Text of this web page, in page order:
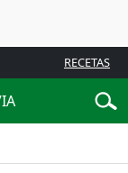
RECETAS